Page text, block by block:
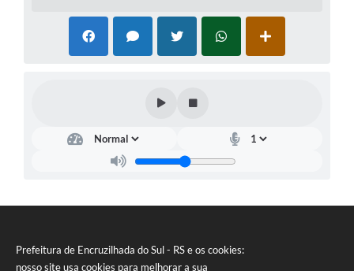
Prefeitura de Encruzilhada do Sul - RS e os cookies:
nosso site usa cookies para melhorar a sua